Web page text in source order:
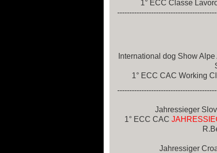
1° ECC Classe
International dog Show
1° ECC CAC Working
Jahressieger
1° ECC CAC
Jahressiger